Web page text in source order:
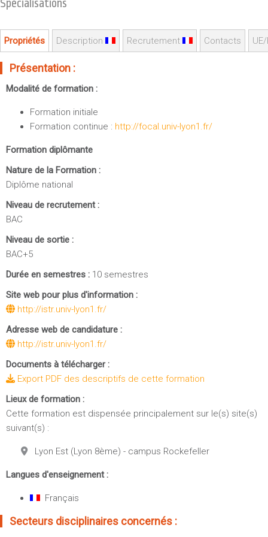
Sportives)
UFR Biosciences (Biologie, Biochimie)
Mécanique (Département composante)
Plan et accès
OUTILS
Intranet des personnels
Moodle
Emploi du temps
Messagerie
Stage et emploi
Portefeuille d'Expériences et
de Compétences
Fermer
Spécialisations
Propriétés Description Recrutement Contacts
Présentation :
Modalité de formation :
Formation initiale
Formation continue : http://focal.univ-lyon1.fr/
Formation diplômante
Nature de la Formation :
Diplôme national
Niveau de recrutement :
BAC
Niveau de sortie :
BAC+5
Durée en semestres : 10 semestres
Site web pour plus d'information :
http://istr.univ-lyon1.fr/
Adresse web de candidature :
http://istr.univ-lyon1.fr/
Documents à télécharger :
Export PDF des descriptifs de cette formation
Lieux de formation :
Cette formation est dispensée principalement sur le(s) site(s)
suivant(s) :
Lyon Est (Lyon 8ème) - campus Rockefeller
Langues d'enseignement :
Français
Secteurs disciplinaires concernés :